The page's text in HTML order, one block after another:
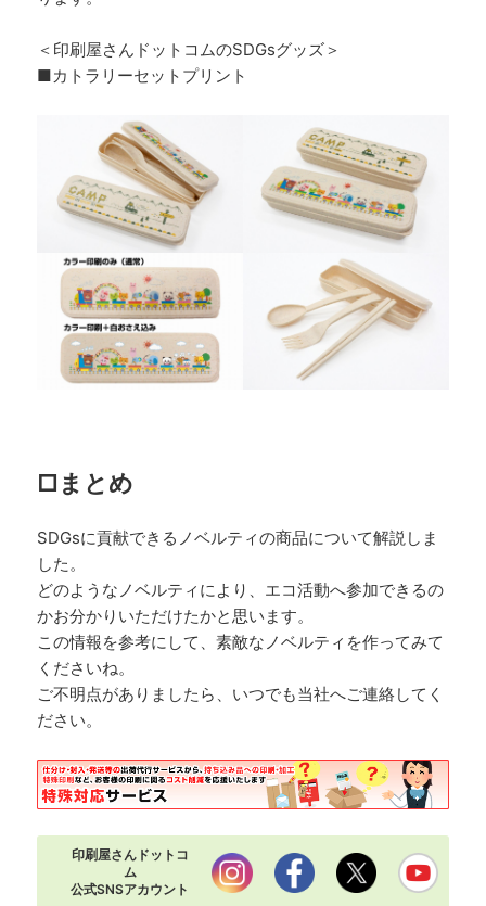
＜印刷屋さんドットコムのSDGsグッズ＞
■カトラリーセットプリント
□まとめ
SDGsに貢献できるノベルティの商品について解説しま
した。
どのようなノベルティにより、エコ活動へ参加できるの
かお分かりいただけたかと思います。
この情報を参考にして、素敵なノベルティを作ってみて
くださいね。
ご不明点がありましたら、いつでも当社へご連絡してく
ださい。
印刷屋さんドットコ
ム
公式SNSアカウント